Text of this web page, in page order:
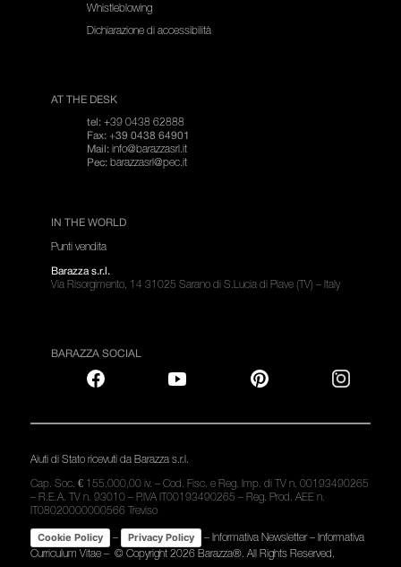
Whistleblowing
Dichiarazione di accessibilità
AT THE DESK
tel: +39 0438 62888
Fax: +39 0438 64901
Mail: info@barazzasrl.it
Pec: barazzasrl@pec.it
IN THE WORLD
Punti vendita
Barazza s.r.l.
Via Risorgimento, 14 31025 Sarano di S.Lucia di Piave (TV) – Italy
BARAZZA SOCIAL
Aiuti di Stato ricevuti da Barazza s.r.l.
Cap. Soc. € 155.000,00 iv. – Cod. Fisc. e Reg. Imp. di TV n. 00193490265
– R.E.A. TV n. 93010 – P.IVA IT00193490265 – Reg. Prod. AEE n.
IT08020000000566 Treviso
Cookie Policy – Privacy Policy – Informativa Newsletter– Informativa
Curriculum Vitae – © Copyright 2026 Barazza®. All Rights Reserved.